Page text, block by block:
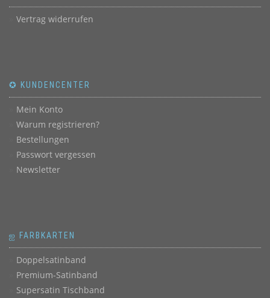
Vertrag widerrufen
✪ KUNDENCENTER
Mein Konto
Warum registrieren?
Bestellungen
Passwort vergessen
Newsletter
ஐ FARBKARTEN
Doppelsatinband
Premium-Satinband
Supersatin Tischband